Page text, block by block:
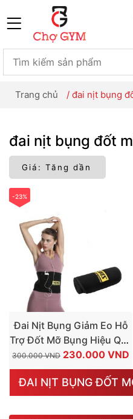
Trang chủ / đai nịt bụng
ĐAI NỊT BỤNG ĐỐT
đai nịt bụng đốt
-23%
Đai Nịt Bụng Giảm Eo Hỗ
Trợ Đốt Mỡ Bụng Hiệu Quả
Aolikes
300.000VND GIÁ
GỐC
LÀ:
300.000 VND.
230.000 VND